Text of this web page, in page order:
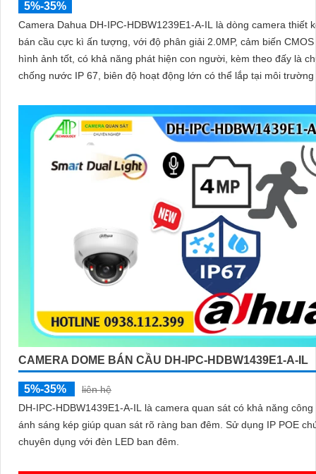
5%-35%
Camera Dahua DH-IPC-HDBW1239E1-A-IL là dòng camera thiết
bán cầu cực kì ấn tượng, với độ phân giải 2.0MP, cảm biến
hình ảnh tốt, có khả năng phát hiện con người, kèm theo đấy là
chống nước IP 67, biên độ hoạt động lớn có thể lắp tại môi trường
CAMERA DOME BÁN CẦU DH-IPC-HDBW1439E1-A-IL
5%-35%
liên hệ
DH-IPC-HDBW1439E1-A-IL là camera quan sát có khả năng công
ánh sáng kép giúp quan sát rõ ràng ban đêm. Sử dụng IP POE chức năng
chuyên dụng với đèn LED ban đêm.